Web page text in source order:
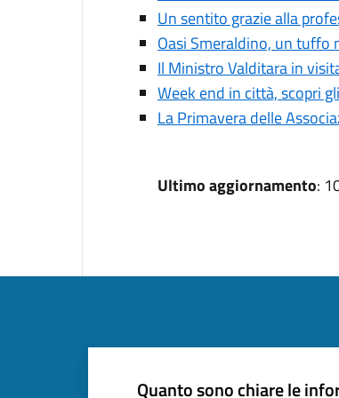
Un sentito grazie alla
Oasi Smeraldino, un tuffo
Il Ministro Valditara in
Week end in città, scopri
La Primavera delle
Ultimo aggiornamento:
Quanto sono chiare le